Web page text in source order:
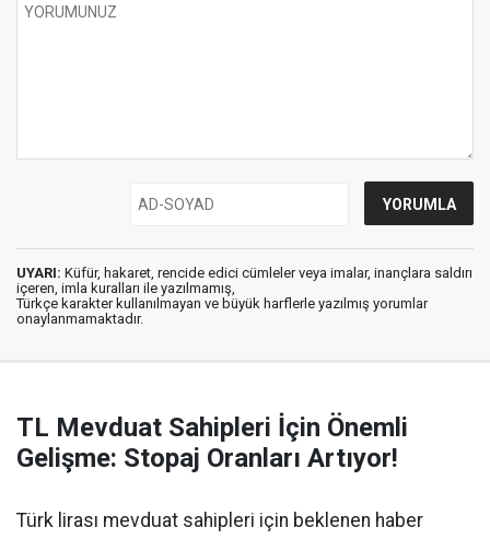
UYARI: Küfür, hakaret, rencide edici cümleler veya imalar, inançlara saldırı
içeren, imla kuralları ile yazılmamış,
Türkçe karakter kullanılmayan ve büyük harflerle yazılmış yorumlar
onaylanmamaktadır.
TL Mevduat Sahipleri İçin Önemli
Gelişme: Stopaj Oranları Artıyor!
Türk lirası mevduat sahipleri için beklenen haber